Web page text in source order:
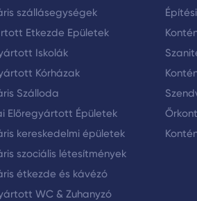
szállásegységek
Etkezde Epületek
Iskolák
Kórházak
Szálloda
Előregyártott Épületek
kereskedelmi épületek
szociális létesítmények
étkezde és kávézó
WC & Zuhanyzó